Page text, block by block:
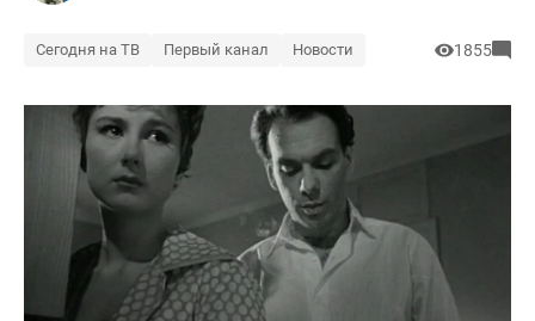
Сегодня на ТВ Первый канал Новости 1855